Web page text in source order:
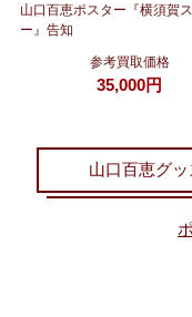
山口百恵ポスター『横須賀
ー』告知
参考買取価格
35,000円
山口百恵グ